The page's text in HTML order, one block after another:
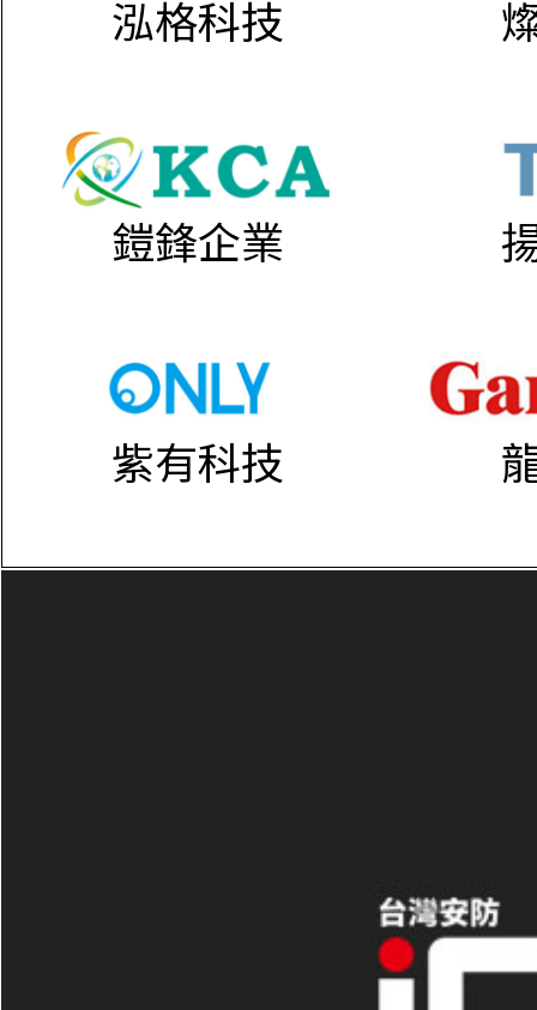
泓格科技
鎧鋒企業
紫有科技